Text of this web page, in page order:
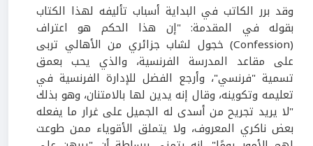
وقد برر الكاتب في البداية أسباب تأليفه لهذا الكتاب
بقوله في المقدمة: "إن هذا الحكم هو اعتراف
(Confession) خجول لشاب جزائري من الأهالي تربى
على مقاعد المدرسة الفرنسية، والذي يحب بعمق
تسمية "فرنسي"، وأرجع الفضل للإدارة الفرنسية في
تعليمه وتكوينه، وقال إنه يدين لها بالامتنان، وهو بذلك
"لا يريد تجريح من أسدى له الجميل على غرار ما يفعله
بعض ناكري المعروف، ولا يتملق الأقوياء ممن طوعت